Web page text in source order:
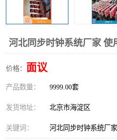
河北同步时钟系统厂家 使
价格： 面议
产品数量： 9999.00套
发货地址： 北京市海淀区
关键词： 河北同步时钟系统厂家